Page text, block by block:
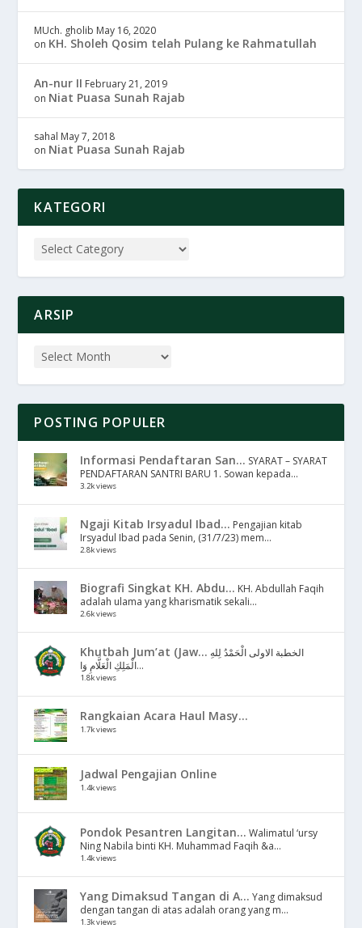
MUch. gholib May 16, 2020
on KH. Sholeh Qosim telah Pulang ke Rahmatullah
An-nur II February 21, 2019
on Niat Puasa Sunah Rajab
sahal May 7, 2018
on Niat Puasa Sunah Rajab
KATEGORI
ARSIP
POSTING POPULER
Informasi Pendaftaran San... SYARAT – SYARAT
PENDAFTARAN SANTRI BARU 1. Sowan kepada...
3.2k views
Ngaji Kitab Irsyadul Ibad... Pengajian kitab
Irsyadul Ibad pada Senin, (31/7/23) mem...
2.8k views
Biografi Singkat KH. Abdu... KH. Abdullah Faqih
adalah ulama yang kharismatik sekali...
2.6k views
Khutbah Jum’at (Jaw... الخطبة الاولى الْحَمْدُ لِلهِ
الْمَلِكِ الْعَلَّامِ وَا...
1.8k views
Rangkaian Acara Haul Masy...
1.7k views
Jadwal Pengajian Online
1.4k views
Pondok Pesantren Langitan... Walimatul ‘ursy
Ning Nabila binti KH. Muhammad Faqih &a...
1.4k views
Yang Dimaksud Tangan di A... Yang dimaksud
dengan tangan di atas adalah orang yang m...
1.3k views